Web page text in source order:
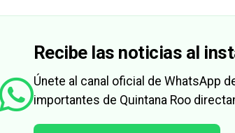
Recibe las noticias al
Únete al canal oficial de WhatsApp
importantes de Quintana Roo